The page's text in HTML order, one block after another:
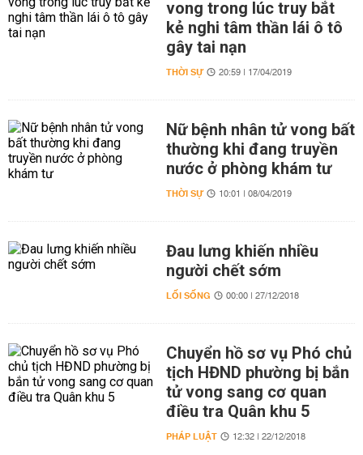
vong trong lúc truy bắt
kẻ nghi tâm thần lái ô tô
gây tai nạn
THỜI SỰ 20:59 | 17/04/2019
Nữ bệnh nhân tử vong bất
thường khi đang truyền
nước ở phòng khám tư
THỜI SỰ 10:01 | 08/04/2019
Đau lưng khiến nhiều
người chết sớm
LỐI SỐNG 00:00 | 27/12/2018
Chuyển hồ sơ vụ Phó chủ
tịch HĐND phường bị bắn
tử vong sang cơ quan
điều tra Quân khu 5
PHÁP LUẬT 12:32 | 22/12/2018